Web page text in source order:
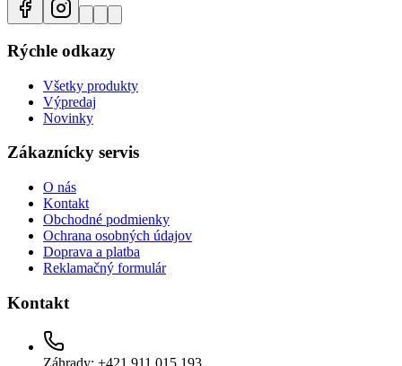
Rýchle odkazy
Všetky produkty
Výpredaj
Novinky
Zákaznícky servis
O nás
Kontakt
Obchodné podmienky
Ochrana osobných údajov
Doprava a platba
Reklamačný formulár
Kontakt
Záhrady: +421 911 015 193